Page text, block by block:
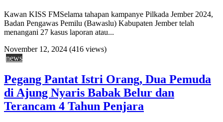
Kawan KISS FMSelama tahapan kampanye Pilkada Jember 2024,
Badan Pengawas Pemilu (Bawaslu) Kabupaten Jember telah
menangani 27 kasus laporan atau...
November 12, 2024 (416 views)
news
Pegang Pantat Istri Orang, Dua Pemuda
di Ajung Nyaris Babak Belur dan
Terancam 4 Tahun Penjara